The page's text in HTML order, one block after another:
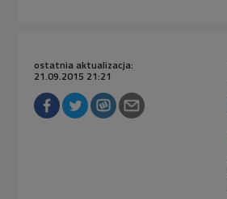
ostatnia aktualizacja:
21.09.2015 21:21